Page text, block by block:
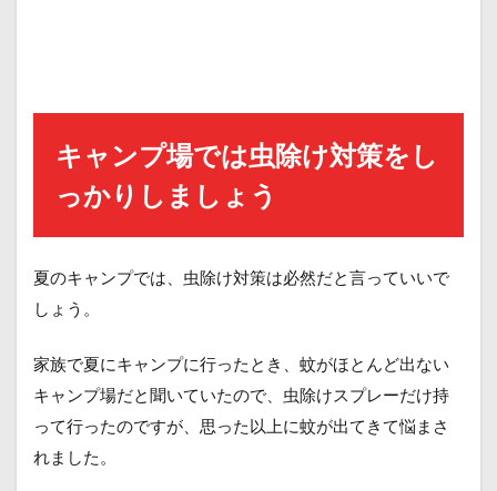
キャンプ場では虫除け対策をし
っかりしましょう
夏のキャンプでは、虫除け対策は必然だと言っていいで
しょう。
家族で夏にキャンプに行ったとき、蚊がほとんど出ない
キャンプ場だと聞いていたので、虫除けスプレーだけ持
って行ったのですが、思った以上に蚊が出てきて悩まさ
れました。